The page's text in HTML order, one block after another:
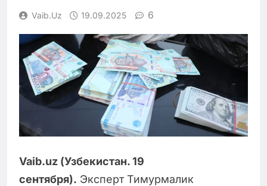
Vaib.uz 19.09.2025 6
Vaib.uz (Узбекистан. 19
сентября). Эксперт Тимурмалик